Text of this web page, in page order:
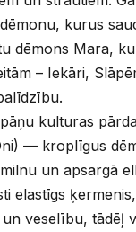
kurus
Mara,
– Iekāri,
kulturas
— kroplīgus
un apsargā
elastīgs
veselību, tādēļ